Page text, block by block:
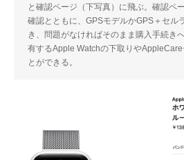
と確認ページ（下写真）に飛ぶ。確認ペ
確認とともに、GPSモデルかGPS＋セル
き、問題がなければそのまま購入手続き
有するApple Watchの下取りや
とができる。